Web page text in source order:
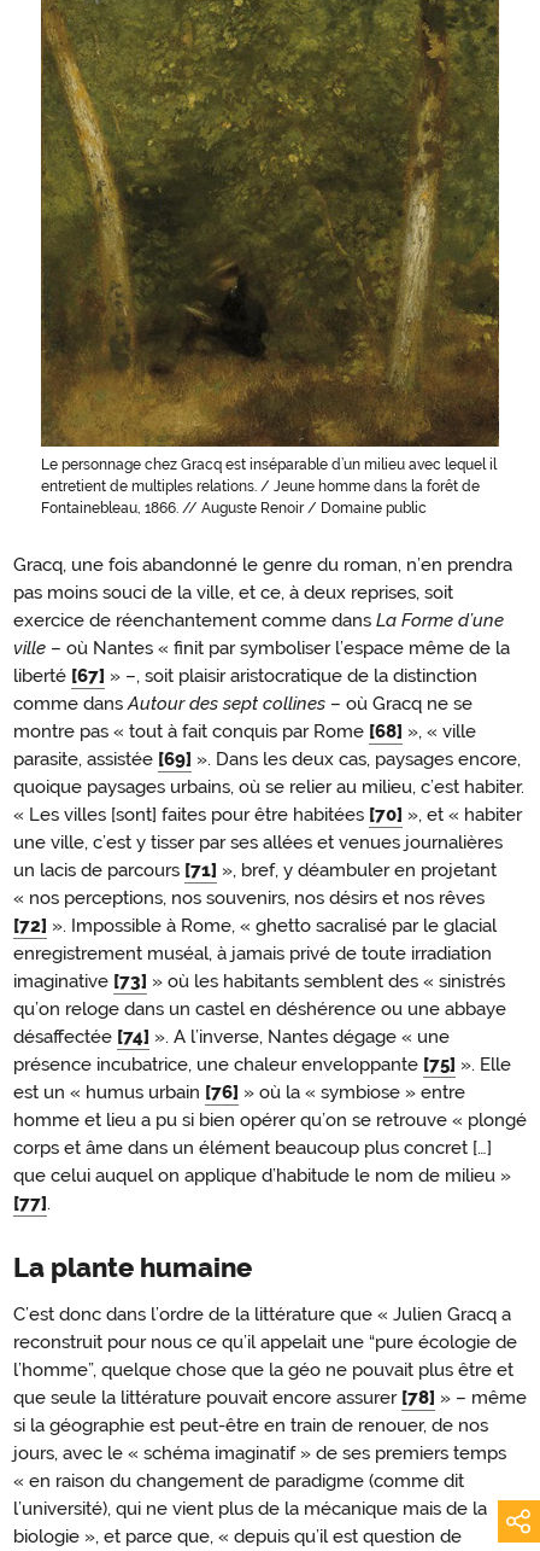
Le personnage chez Gracq est inséparable d’un milieu avec lequel il
entretient de multiples relations. / Jeune homme dans la forêt de
Fontainebleau, 1866. // Auguste Renoir / Domaine public
Gracq, une fois abandonné le genre du roman, n’en prendra
pas moins souci de la ville, et ce, à deux reprises, soit
exercice de réenchantement comme dans La Forme d’une
ville – où Nantes « finit par symboliser l’espace même de la
liberté [67] » –, soit plaisir aristocratique de la distinction
comme dansAutour des sept collines – où Gracq ne se
montre pas « tout à fait conquis par Rome [68] », « ville
parasite, assistée [69] ». Dans les deux cas, paysages encore,
quoique paysages urbains, où se relier au milieu, c’est habiter.
« Les villes [sont] faites pour être habitées [70] », et « habiter
une ville, c’est y tisser par ses allées et venues journalières
un lacis de parcours [71] », bref, y déambuler en projetant
« nos perceptions, nos souvenirs, nos désirs et nos rêves
[72] ». Impossible à Rome, « ghetto sacralisé par le glacial
enregistrement muséal, à jamais privé de toute irradiation
imaginative [73] » où les habitants semblent des « sinistrés
qu’on reloge dans un castel en déshérence ou une abbaye
désaffectée [74] ». A l’inverse, Nantes dégage « une
présence incubatrice, une chaleur enveloppante [75] ». Elle
est un « humus urbain [76] » où la « symbiose » entre
homme et lieu a pu si bien opérer qu’on se retrouve « plongé
corps et âme dans un élément beaucoup plus concret […]
que celui auquel on applique d’habitude le nom de milieu »
[77].
La plante humaine
C’est donc dans l’ordre de la littérature que « Julien Gracq a
reconstruit pour nous ce qu’il appelait une “pure écologie de
l’homme”, quelque chose que la géo ne pouvait plus être et
que seule la littérature pouvait encore assurer [78] » – même
si la géographie est peut-être en train de renouer, de nos
jours, avec le « schéma imaginatif » de ses premiers temps
« en raison du changement de paradigme (comme dit
l’université), qui ne vient plus de la mécanique mais de la
biologie », et parce que, « depuis qu’il est question de